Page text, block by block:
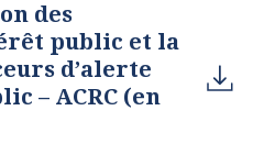
des
public et la
d’alerte
– ACRC (en